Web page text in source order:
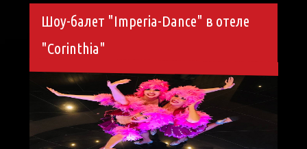
Шоу-балет "Imperia-Dance" в отеле
"Corinthia"